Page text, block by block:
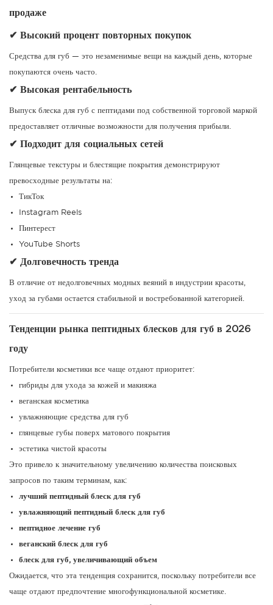
продаже
✔ Высокий процент повторных покупок
Средства для губ — это незаменимые вещи на каждый день, которые
покупаются очень часто.
✔ Высокая рентабельность
Выпуск блеска для губ с пептидами под собственной торговой маркой
предоставляет отличные возможности для получения прибыли.
✔ Подходит для социальных сетей
Глянцевые текстуры и блестящие покрытия демонстрируют
превосходные результаты на:
ТикТок
Instagram Reels
Пинтерест
YouTube Shorts
✔ Долговечность тренда
В отличие от недолговечных модных веяний в индустрии красоты,
уход за губами остается стабильной и востребованной категорией.
Тенденции рынка пептидных блесков для губ в 2026
году
Потребители косметики все чаще отдают приоритет:
гибриды для ухода за кожей и макияжа
веганская косметика
увлажняющие средства для губ
глянцевые губы поверх матового покрытия
эстетика чистой красоты
Это привело к значительному увеличению количества поисковых
запросов по таким терминам, как:
лучший пептидный блеск для губ
увлажняющий пептидный блеск для губ
пептидное лечение губ
веганский блеск для губ
блеск для губ, увеличивающий объем
Ожидается, что эта тенденция сохранится, поскольку потребители все
чаще отдают предпочтение многофункциональной косметике.